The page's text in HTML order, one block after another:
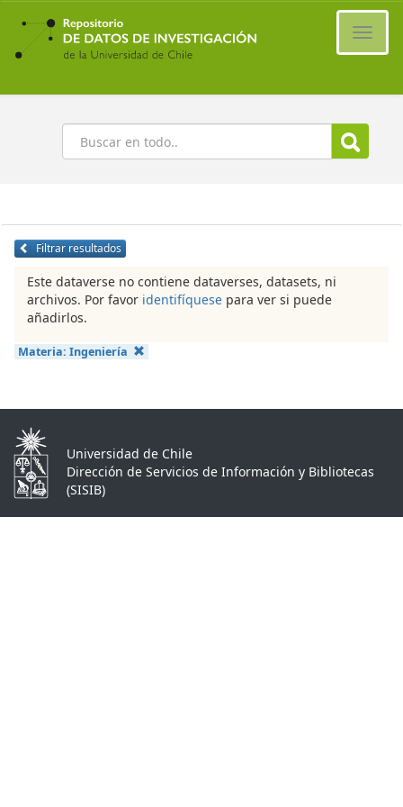
Ir
contenido
principal
Buscar
Filtrar resultados
Este dataverse no contiene dataverses, datasets, ni
archivos. Por favor identifíquese para ver si puede
añadirlos.
Materia: Ingeniería
Universidad de Chile
Dirección de Servicios de Información y Bibliotecas
(SISIB)